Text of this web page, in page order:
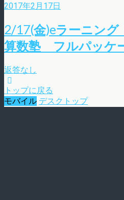
2017年2月17日
2/17(金)eラーニング
算数塾 フルパッケ
返答なし
トップに戻る
モバイル デスクトップ